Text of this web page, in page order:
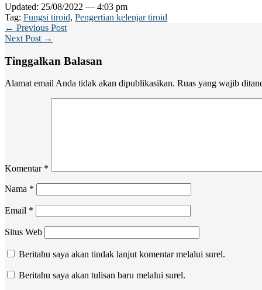
Updated: 25/08/2022 — 4:03 pm
Tag: Fungsi tiroid, Pengertian kelenjar tiroid
← Previous Post
Next Post →
Tinggalkan Balasan
Alamat email Anda tidak akan dipublikasikan. Ruas yang wajib
Komentar *
Nama *
Email *
Situs Web
Beritahu saya akan tindak lanjut komentar melalui surel.
Beritahu saya akan tulisan baru melalui surel.